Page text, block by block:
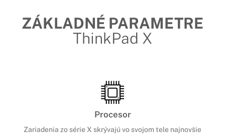
ZÁKLADNÉ PARAMETRE
ThinkPad X
Procesor
Zariadenia zo série X skrývajú vo svojom tele najnovšie